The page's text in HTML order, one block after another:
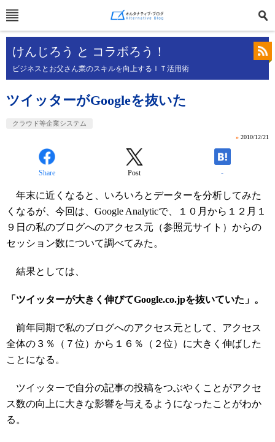
けんじろう と コラボろう！
ビジネスとお父さん業のスキルを向上するＩＴ活用術
ツイッターがGoogleを抜いた
クラウド等企業システム
» 2010/12/21
Share Post -
年末に近くなると、いろいろとデーターを分析してみた
くなるが、今回は、Google Analyticで、１０月から１２月１
９日の私のブログへのアクセス元（参照元サイト）からの
セッション数について調べてみた。
結果としては、
「ツイッターが大きく伸びてGoogle.co.jpを抜いていた」。
前年同期で私のブログへのアクセス元として、アクセス
全体の３％（７位）から１６％（２位）に大きく伸ばした
ことになる。
ツイッターで自分の記事の投稿をつぶやくことがアクセ
ス数の向上に大きな影響を与えるようになったことがわか
る。